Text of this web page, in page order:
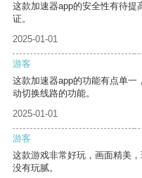
这款加速器app的安全性有待提
证。
2025-01-01
游客
这款加速器app的功能有点单一
动切换线路的功能。
2025-01-01
游客
这款游戏非常好玩，画面精美
没有玩腻。